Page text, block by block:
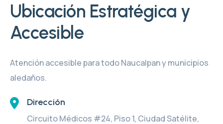
Ubicación Estratégica y
Accesible
Atención accesible para todo Naucalpan y municipios
aledaños.
Dirección
Circuito Médicos #24, Piso 1, Ciudad Satélite,